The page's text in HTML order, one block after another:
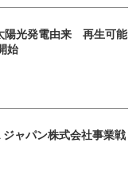
陽光発電由来 再生可能
始
ャパン株式会社事業戦